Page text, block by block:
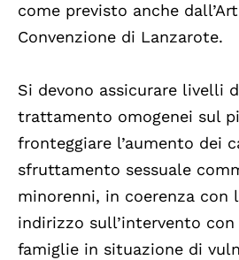
come previsto anche
Convenzione di Lanzarote.
Si devono assicurare livelli
trattamento omogenei sul
fronteggiare l’aumento dei
sfruttamento sessuale
minorenni, in coerenza con
indirizzo sull’intervento
famiglie in situazione di